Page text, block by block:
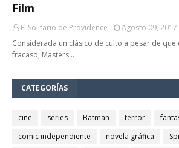
Film
El Solitario de Providence
Agosto 09, 2017
Considerada un clásico de culto a pesar de que
fracaso, Masters…
CATEGORÍAS
cine series Batman terror
comic independiente
novela gráfica